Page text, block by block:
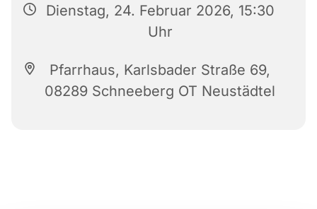
Dienstag, 24. Februar 2026, 15:30
Uhr
Pfarrhaus, Karlsbader Straße 69,
08289 Schneeberg OT Neustädtel